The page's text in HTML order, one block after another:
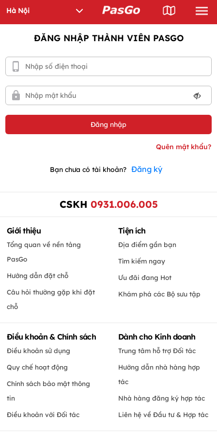
ĐĂNG NHẬP THÀNH VIÊN PASGO
Bạn chưa có tài khoản? Đăng ký
CSKH 0931.006.005
Giới thiệu
Tổng quan về nền tảng
PasGo
Hướng dẫn đặt chỗ
Câu hỏi thường gặp khi đặt
chỗ
Tiện ích
Địa điểm gần bạn
Tìm kiếm ngay
Ưu đãi đang Hot
Khám phá các Bộ sưu tập
Điều khoản & Chính sách
Điều khoản sử dụng
Quy chế hoạt động
Chính sách bảo mật thông
tin
Điều khoản với Đối tác
Dành cho Kinh doanh
Trung tâm hỗ trợ Đối tác
Hướng dẫn nhà hàng hợp
tác
Nhà hàng đăng ký hợp tác
Liên hệ về Đầu tư & Hợp tác